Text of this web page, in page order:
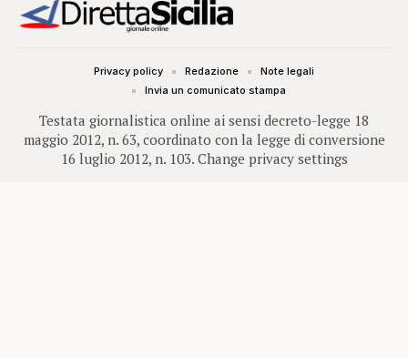
Testata giornalistica online ai sensi decreto-legge 18
maggio 2012, n. 63, coordinato con la legge di conversione
16 luglio 2012, n. 103. Change privacy settings
Privacy policy Redazione
Note legali
Invia un comunicato stampa